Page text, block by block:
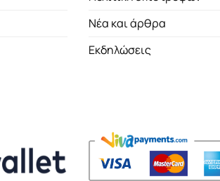
Νέα και άρθρα
Εκδηλώσεις